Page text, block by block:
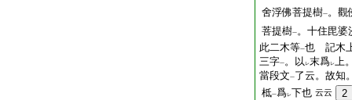
舍浮佛菩提樹一。觀
菩提樹一。十住毘婆
此二木等一也 記木
三字一。以 レ末爲レ上
當段文一了云。故知
柢一爲レ下也 云云
2